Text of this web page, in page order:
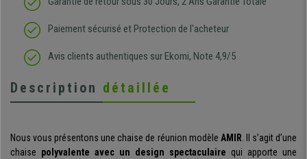
Paiement sécurisé et Protection de l'acheteur
Avis clients authentiques sur Ekomi, Note 4,9/5
Description détaillée
Nous vous présentons une chaise de réunion modèle AMIR. Il s’agit d’une
chaise polyvalente avec un design spectaculaire qui apporte une